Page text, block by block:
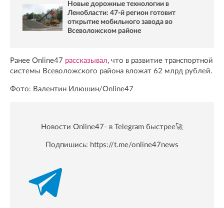
Новые дорожные технологии в
Ленобласти: 47-й регион готовит
открытие мобильного завода во
Всеволожском районе
Ранее Online47 рассказывал, что в развитие транспортной
системы Всеволожского района вложат 62 млрд рублей.
Фото: Валентин Илюшин/Online47
Новости Online47- в Telegram быстрее🚀
Подпишись: https://t.me/online47news